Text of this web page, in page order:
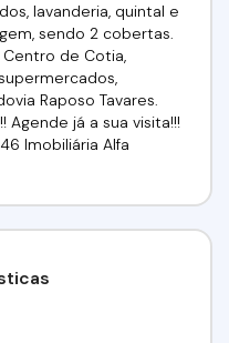
lavanderia, quintal e
sendo 2 cobertas.
de Cotia,
Raposo Tavares.
Agende já a sua visita!!!
Imobiliária Alfa